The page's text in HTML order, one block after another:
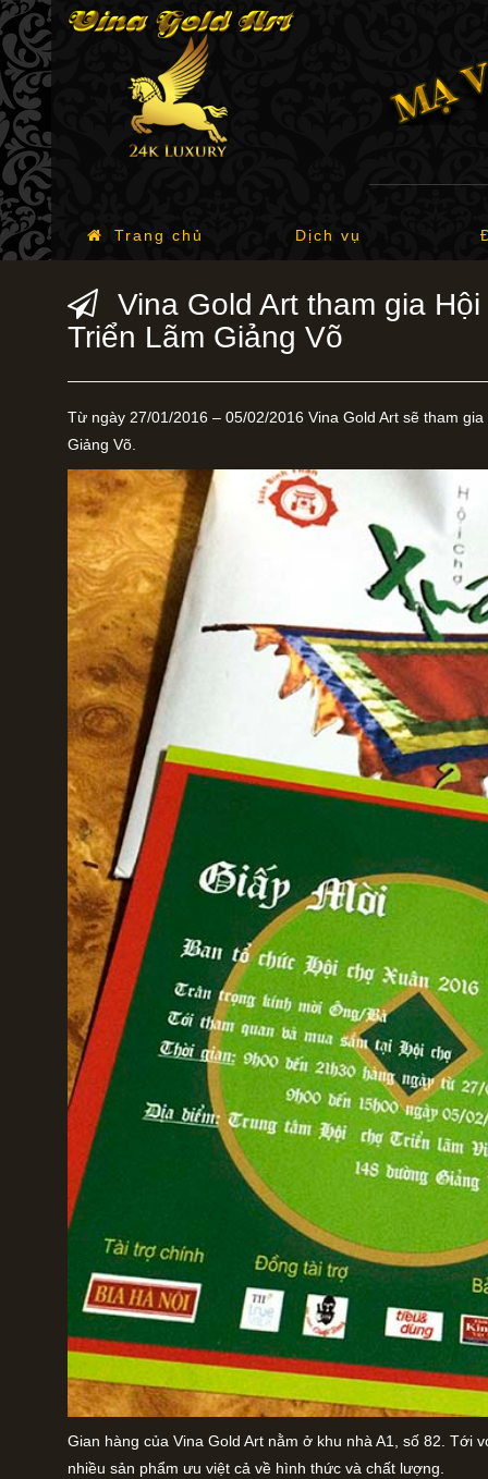
Trang chủ Dịch vụ
Vina Gold Art tham gia
Triển Lãm Giảng Võ
Từ ngày 27/01/2016 – 05/02/2016 Vina Gold Art sẽ tham
Giảng Võ.
Gian hàng của Vina Gold Art nằm ở khu nhà A1, số 82. Tới
nhiều sản phẩm ưu việt cả về hình thức và chất lượng.